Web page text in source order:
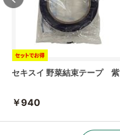
セキスイ 野菜結束テープ 紫
￥940